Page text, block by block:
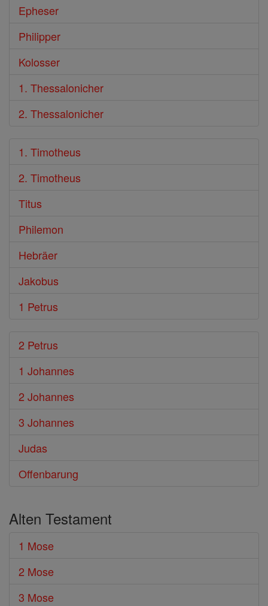
Epheser
Philipper
Kolosser
1. Thessalonicher
2. Thessalonicher
1. Timotheus
2. Timotheus
Titus
Philemon
Hebräer
Jakobus
1 Petrus
2 Petrus
1 Johannes
2 Johannes
3 Johannes
Judas
Offenbarung
Alten Testament
1 Mose
2 Mose
3 Mose